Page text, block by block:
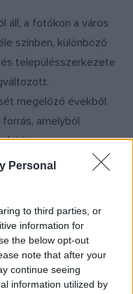
Personal
to third parties, or
information for
the below opt-out
note that after your
continue seeing
information utilized by
áll, a fotókon a város
színben, különböző
településszerkezete
megelőző évekből
amelyből